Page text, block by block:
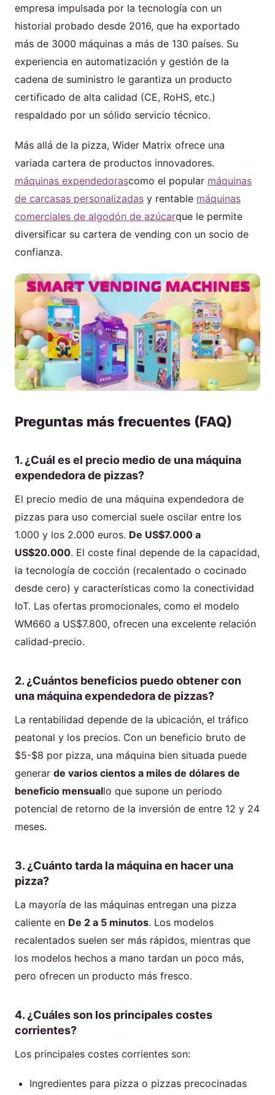
empresa impulsada por la tecnología con un
historial probado desde 2016, que ha exportado
más de 3000 máquinas a más de 130 países. Su
experiencia en automatización y gestión de la
cadena de suministro le garantiza un producto
certificado de alta calidad (CE, RoHS, etc.)
respaldado por un sólido servicio técnico.
Más allá de la pizza, Wider Matrix ofrece una
variada cartera de productos innovadores.
máquinas expendedorascomo el popular máquinas
de carcasas personalizadas y rentable máquinas
comerciales de algodón de azúcarque le permite
diversificar su cartera de vending con un socio de
confianza.
Preguntas más frecuentes (FAQ)
1. ¿Cuál es el precio medio de una máquina
expendedora de pizzas?
El precio medio de una máquina expendedora de
pizzas para uso comercial suele oscilar entre los
1.000 y los 2.000 euros. De US$7.000 a
US$20.000. El coste final depende de la capacidad,
la tecnología de cocción (recalentado o cocinado
desde cero) y características como la conectividad
IoT. Las ofertas promocionales, como el modelo
WM660 a US$7.800, ofrecen una excelente relación
calidad-precio.
2. ¿Cuántos beneficios puedo obtener con
una máquina expendedora de pizzas?
La rentabilidad depende de la ubicación, el tráfico
peatonal y los precios. Con un beneficio bruto de
$5-$8 por pizza, una máquina bien situada puede
generar de varios cientos a miles de dólares de
beneficio mensuallo que supone un periodo
potencial de retorno de la inversión de entre 12 y 24
meses.
3. ¿Cuánto tarda la máquina en hacer una
pizza?
La mayoría de las máquinas entregan una pizza
caliente en De 2 a 5 minutos. Los modelos
recalentados suelen ser más rápidos, mientras que
los modelos hechos a mano tardan un poco más,
pero ofrecen un producto más fresco.
4. ¿Cuáles son los principales costes
corrientes?
Los principales costes corrientes son:
Ingredientes para pizza o pizzas precocinadas